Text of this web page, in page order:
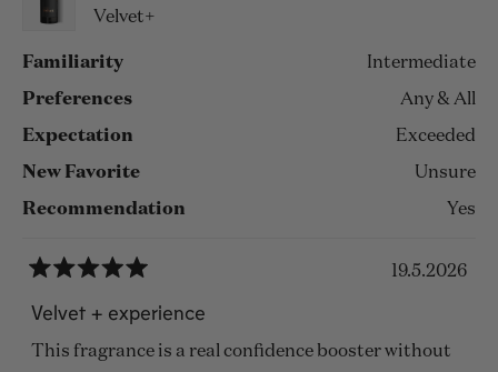
Velvet+
Familiarity Intermediate
Preferences Any & All
Expectation Exceeded
New Favorite Unsure
Recommendation Yes
5
5
tähteä
19.5.2026
Velvet + experience
This fragrance is a real confidence booster without